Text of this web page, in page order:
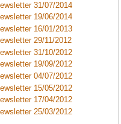
31/07/2014
19/06/2014
16/01/2013
29/11/2012
31/10/2012
19/09/2012
04/07/2012
15/05/2012
17/04/2012
25/03/2012